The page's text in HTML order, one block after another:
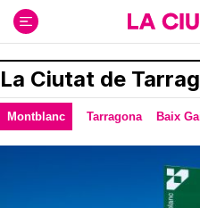
contenido
La Ciutat de
Montblanc Tarragona Baix